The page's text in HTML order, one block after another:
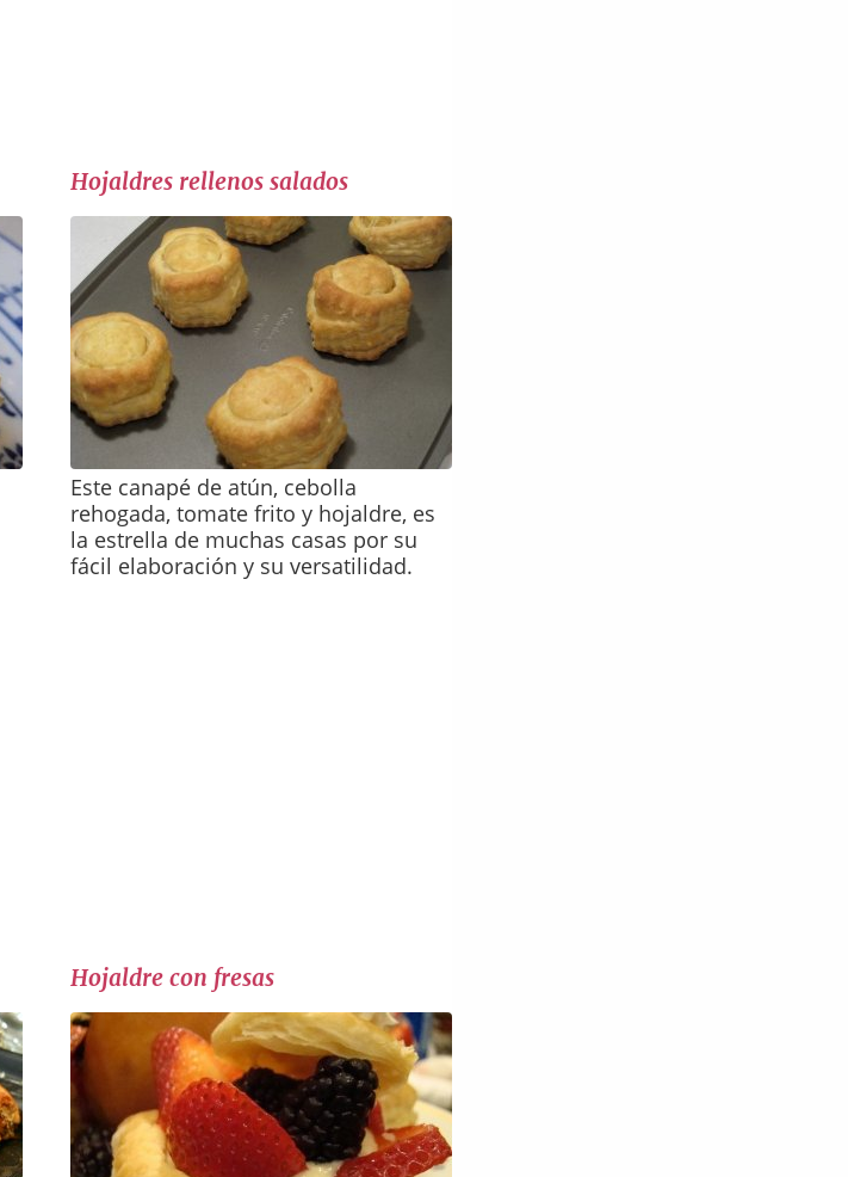
Hojaldres rellenos salados
Este canapé de atún, cebolla
rehogada, tomate frito y hojaldre, es
la estrella de muchas casas por su
fácil elaboración y su versatilidad.
Hojaldre con fresas